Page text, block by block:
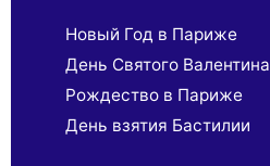
Новый Год в Париже
День Святого Валентина
Рождество в Париже
День взятия Бастилии